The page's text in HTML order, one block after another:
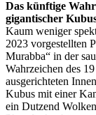
Das künftige
gigantischer
Kaum weniger
2023 vorgestellten
Murabba“ in der
Wahrzeichen des
ausgerichteten
Kubus mit einer
ein Dutzend